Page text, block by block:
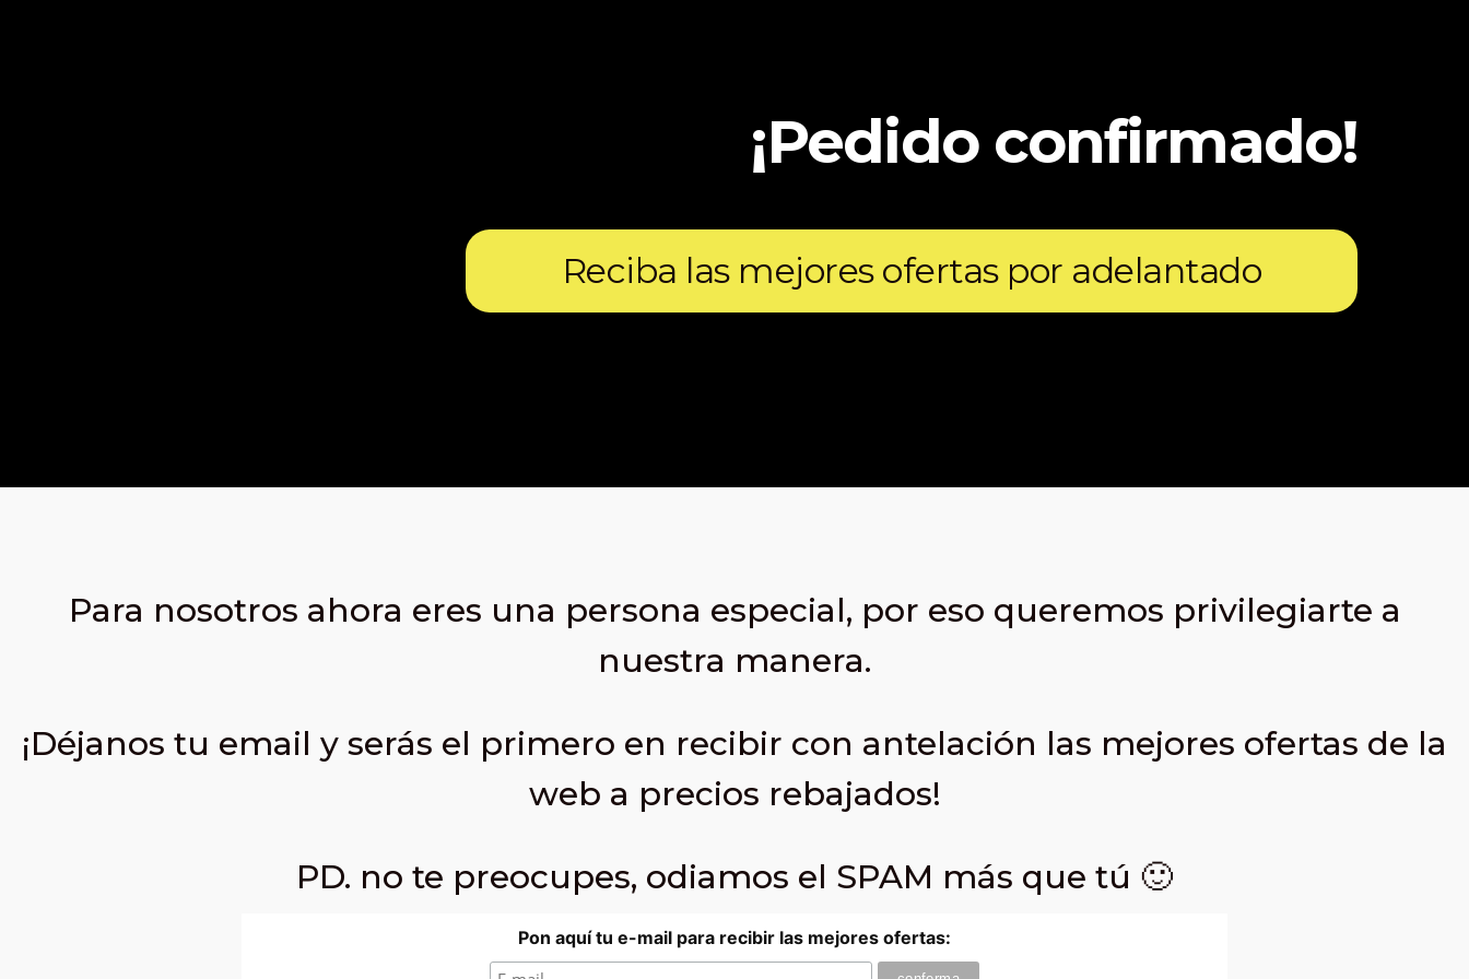
¡Pedido confirmado!
Reciba las mejores ofertas por adelantado
Para nosotros ahora eres una persona especial, por eso queremos privilegiarte a
nuestra manera.
¡Déjanos tu email y serás el primero en recibir con antelación las mejores ofertas de la
web a precios rebajados!
PD. no te preocupes, odiamos el SPAM más que tú 🙂
Pon aquí tu e-mail para recibir las mejores ofertas: